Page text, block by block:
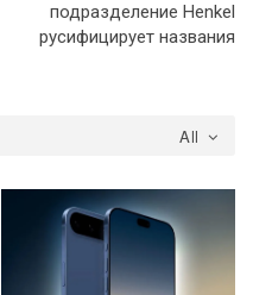
подразделение Henkel
русифицирует названия
All